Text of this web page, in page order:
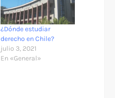
¿Dónde estudiar
derecho en Chile?
julio 3, 2021
En «General»